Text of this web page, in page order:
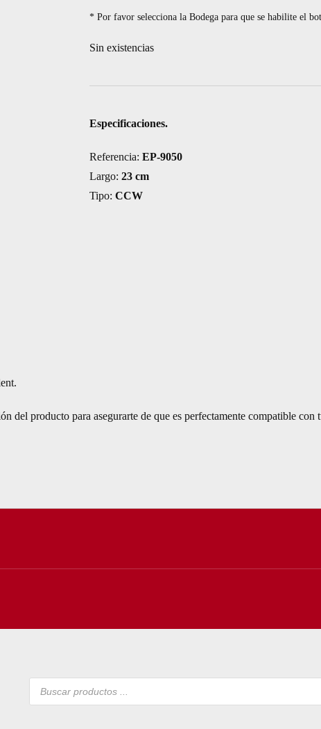
* Por favor selecciona la Bodega para que se habilite el
Sin existencias
Especificaciones.
Referencia: EP-9050
Largo: 23 cm
Tipo: CCW
del producto para asegurarte de que es perfectamente compatible
Búsqueda
productos